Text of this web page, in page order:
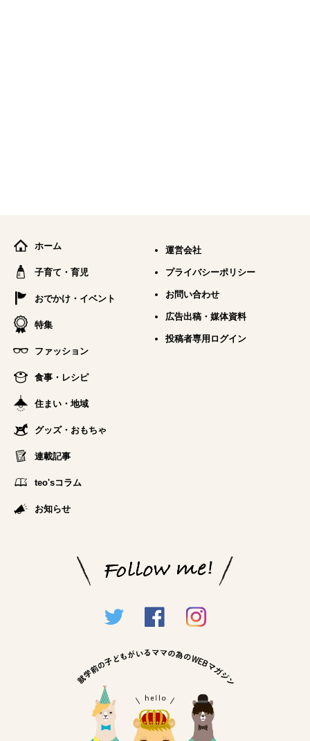
ホーム
子育て・育児
おでかけ・イベント
特集
ファッション
食事・レシピ
住まい・地域
グッズ・おもちゃ
連載記事
teo'sコラム
お知らせ
運営会社
プライバシーポリシー
お問い合わせ
広告出稿・媒体資料
投稿者専用ログイン